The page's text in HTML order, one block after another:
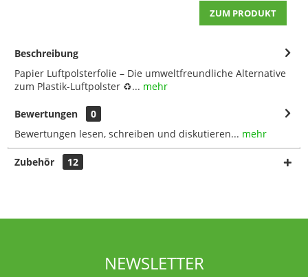
ZUM PRODUKT
Beschreibung
Papier Luftpolsterfolie – Die umweltfreundliche Alternative
zum Plastik-Luftpolster ♻️... mehr
Bewertungen
0
Bewertungen lesen, schreiben und diskutieren... mehr
Zubehör 12
NEWSLETTER